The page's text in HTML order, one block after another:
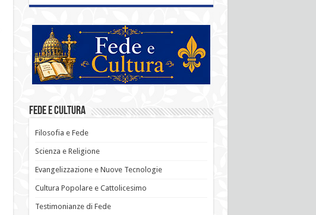
Fede e Cultura
Filosofia e Fede
Scienza e Religione
Evangelizzazione e Nuove Tecnologie
Cultura Popolare e Cattolicesimo
Testimonianze di Fede